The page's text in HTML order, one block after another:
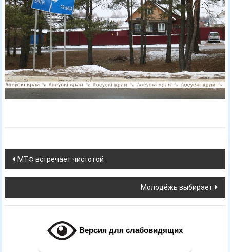
Навигация
по
записям
МТФ встречает чистотой
Молодёжь выбирает
Версия для слабовидящих